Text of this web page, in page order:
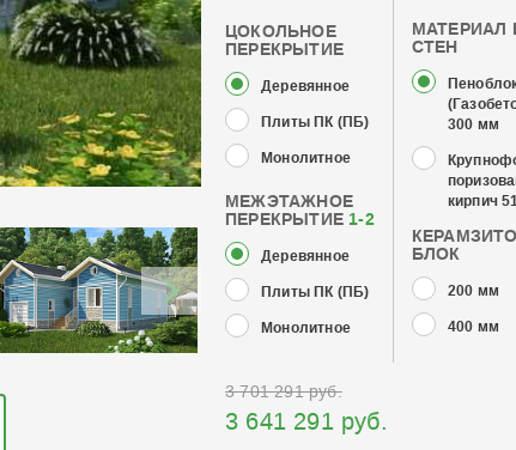
ЦОКОЛЬНОЕ
ПЕРЕКРЫТИЕ
Деревянное
Плиты ПК (ПБ)
Монолитное
МЕЖЭТАЖНОЕ
ПЕРЕКРЫТИЕ 1-2
Деревянное
Плиты ПК (ПБ)
Монолитное
МАТЕРИАЛ
СТЕН
300 мм
кирпич
БЛОК
200 мм
400 мм
3 701 291 руб.
3 641 291 руб.